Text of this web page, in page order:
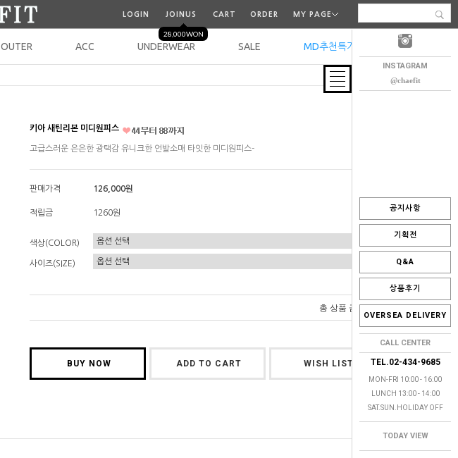
INSTAGRAM
@chaefit
공지사항
기획전
Q&A
상품후기
OVERSEA DELIVERY
CALL CENTER
TEL.02-434-9685
MON-FRI 10:00 - 16:00
LUNCH 13:00 - 14:00
SAT.SUN.HOLIDAY OFF
TODAY VIEW
LOGIN JOINUS
28,000WON
CART ORDER MY PAGE
OUTER ACC UNDERWEAR SALE MD추천특가 오늘출발
키아 새틴리본 미디원피스
고급스러운 은은한 광택감 유니크한 언발소매 타잇한 미디원피스-
판매가격 126,000원
적립금 1260원
색상(COLOR)
사이즈(SIZE)
총 상품 금액 0 원
BUY NOW ADD TO CART WISH LIST